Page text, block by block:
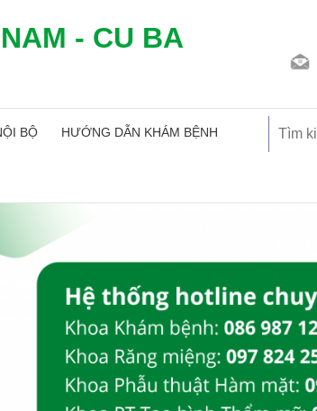
- CU BA
BỘ HƯỚNG DẪN KHÁM BỆNH